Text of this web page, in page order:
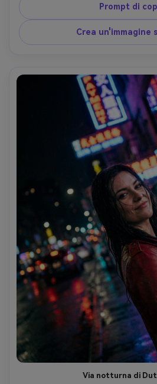
lampada da scrivania più
profondità di campo bassa,
mm, f/1.8, atmosfera intima
fotorealistici, toni naturali
Prompt di
Crea un'immagine
Via notturna di